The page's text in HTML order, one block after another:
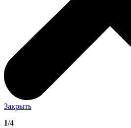
Закрыть
1/4